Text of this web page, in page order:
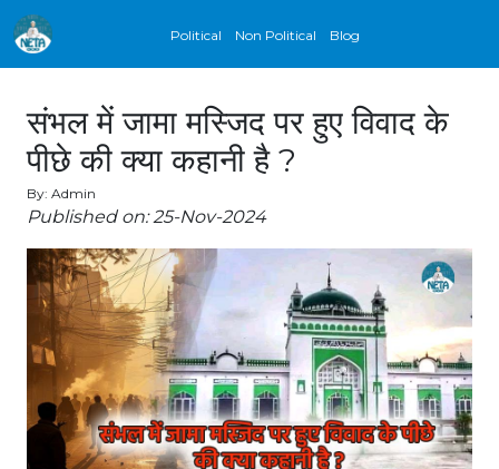
Political Non Political Blog
संभल में जामा मस्जिद पर हुए विवाद के
पीछे की क्या कहानी है ?
By: Admin
Published on: 25-Nov-2024